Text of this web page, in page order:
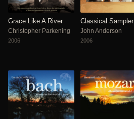
Grace Like A River
Christopher Parkening
2006
Classical Sampler
John Anderson
2006